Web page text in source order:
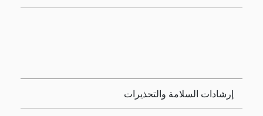
إرشادات السلامة والتحذيرات